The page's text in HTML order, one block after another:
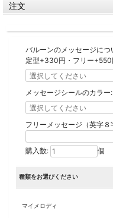
注文
バルーンのメッセージにつ
定型+330円・フリー+550
メッセージシールのカラー:
フリーメッセージ（英字８
購入数: 個
種類をお選びください
マイメロディ